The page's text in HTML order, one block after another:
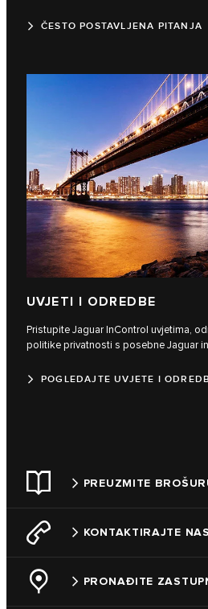
ČESTO POSTAVLJENA PITANJA
UVJETI I ODREDBE
Pristupite Jaguar InControl uvjetima,
politike privatnosti s posebne Jaguar
POGLEDAJTE UVJETE I
PREUZMITE
KONTAKTIRAJTE NAS
PRONAĐITE